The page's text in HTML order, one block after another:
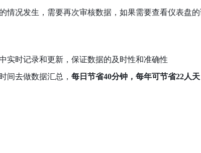
情况发生，需要再次审核数据，如果需要查看仪表盘
实时记录和更新，保证数据的及时性和准确性
间去做数据汇总， 每日节省40分钟，每年可节省22人天